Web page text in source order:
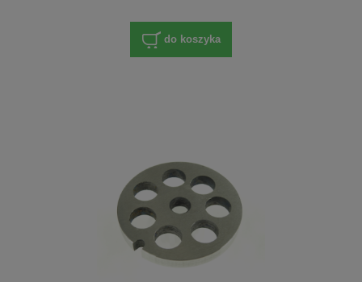
do koszyka